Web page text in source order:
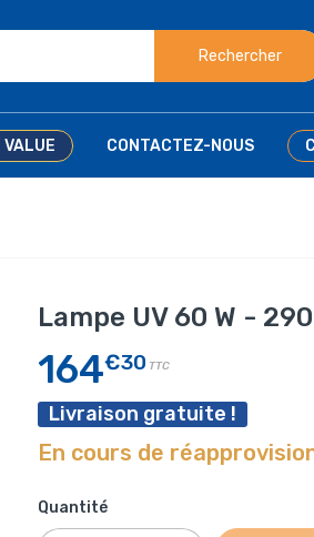
Rechercher
CONTACTEZ-NOUS
Lampe UV 60 W -
164€30 TTC
Livraison gratuite !
En cours de
Quantité